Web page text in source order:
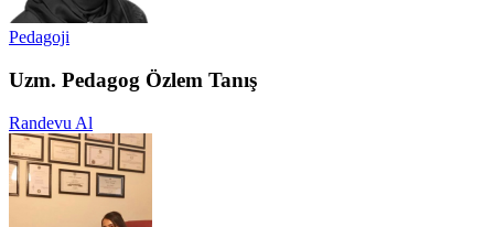
Pedagoji
Uzm. Pedagog Özlem Tanış
Randevu Al